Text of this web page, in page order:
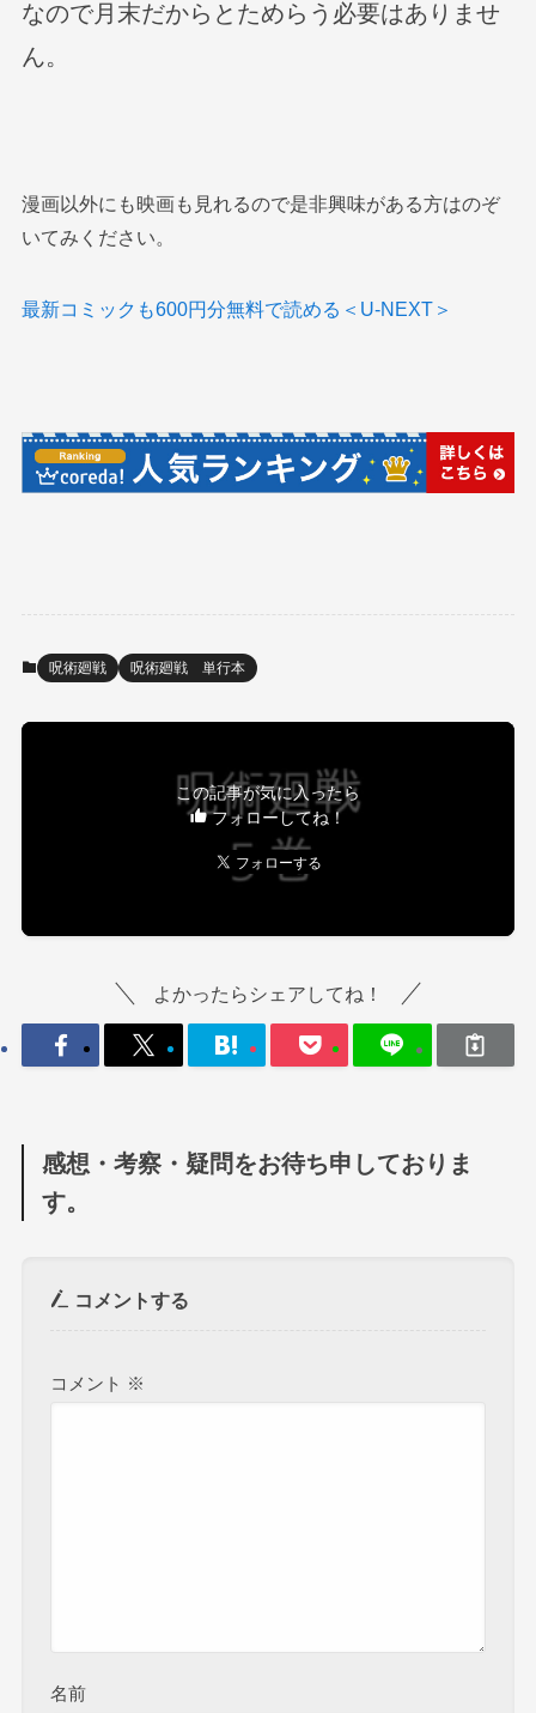
なので月末だからとためらう必要はありませ
ん。
漫画以外にも映画も見れるので是非興味がある方はのぞ
いてみください。
最新コミックも600円分無料で読める＜U-NEXT＞
呪術廻戦 呪術廻戦 単行本
この記事が気に入ったら
フォローしてね！
よかったらシェアしてね！
感想・考察・疑問をお待ち申しておりま
す。
コメントする
コメント ※
名前